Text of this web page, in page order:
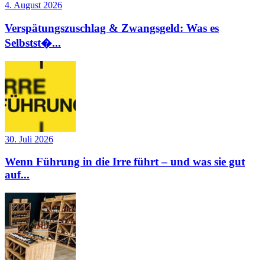
4. August 2026
Verspätungszuschlag & Zwangsgeld: Was es
Selbstst�...
30. Juli 2026
Wenn Führung in die Irre führt – und was sie gut
auf...